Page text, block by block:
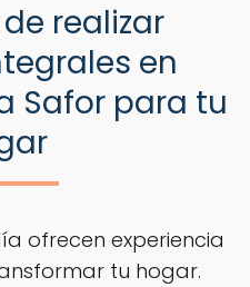
realizar
en
Safor para tu
ofrecen experiencia
tu hogar.